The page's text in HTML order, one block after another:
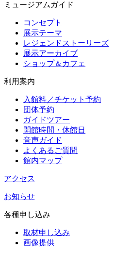
ミュージアムガイド
コンセプト
展示テーマ
レジェンドストーリーズ
展示アーカイブ
ショップ＆カフェ
利用案内
入館料／チケット予約
団体予約
ガイドツアー
開館時間・休館日
音声ガイド
よくあるご質問
館内マップ
アクセス
お知らせ
各種申し込み
取材申し込み
画像提供